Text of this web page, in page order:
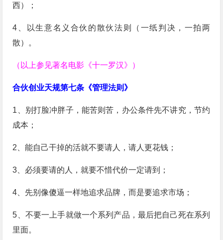
西）；
4、以生意名义合伙的散伙法则（一纸判决，一拍两
散）。
（以上参见著名电影《十一罗汉》）
合伙创业天规第七条《管理法则》
1、别打脸冲胖子，能苦则苦，办公条件先不讲究，节约
成本；
2、能自己干掉的活就不要请人，请人更花钱；
3、必须要请的人，就要不惜代价一定请到；
4、先别像傻逼一样地追求品牌，而是要追求市场；
5、不要一上手就做一个系列产品，最后把自己死在系列
里面。